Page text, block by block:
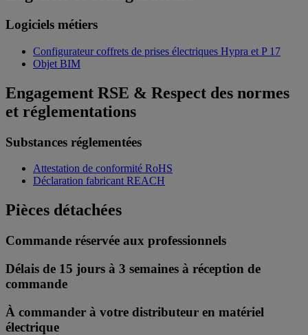
Logiciels métiers
Configurateur coffrets de prises électriques Hypra et P 17
Objet BIM
Engagement RSE & Respect des normes
et réglementations
Substances réglementées
Attestation de conformité RoHS
Déclaration fabricant REACH
Pièces détachées
Commande réservée aux professionnels
Délais de 15 jours à 3 semaines à réception de
commande
À commander à votre distributeur en matériel
électrique